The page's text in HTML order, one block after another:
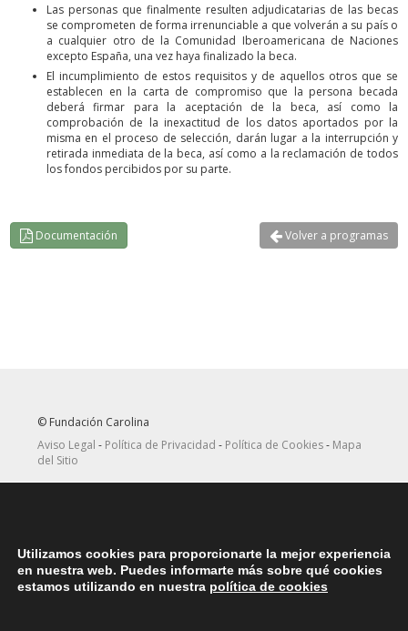
Las personas que finalmente resulten adjudicatarias de las becas
se comprometen de forma irrenunciable a que volverán a su país o
a cualquier otro de la Comunidad Iberoamericana de Naciones
excepto España, una vez haya finalizado la beca.
El incumplimiento de estos requisitos y de aquellos otros que se
establecen en la carta de compromiso que la persona becada
deberá firmar para la aceptación de la beca, así como la
comprobación de la inexactitud de los datos aportados por la
misma en el proceso de selección, darán lugar a la interrupción y
retirada inmediata de la beca, así como a la reclamación de todos
los fondos percibidos por su parte.
Documentación Volver a programas
© Fundación Carolina
Aviso Legal - Política de Privacidad - Política de Cookies- Mapa
del Sitio
ASOCIACIONES
Contacta con la asociación de exbecarios de tu paísaquí
Utilizamos cookies para proporcionarte la mejor experiencia
en nuestra web. Puedes informarte más sobre qué cookies
estamos utilizando en nuestra política de cookies